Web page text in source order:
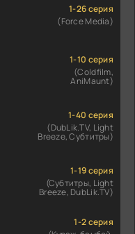
1-26 серия
(Force Media)
1-10 серия
(Coldfilm,
AniMaunt)
1-40 серия
(DubLik.TV, Light
Breeze, Субтитры)
1-19 серия
(Субтитры, Light
Breeze, DubLik.TV)
1-2 серия